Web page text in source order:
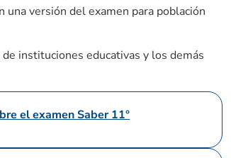
versión del examen para población
instituciones educativas y los demás
el examen Saber 11°